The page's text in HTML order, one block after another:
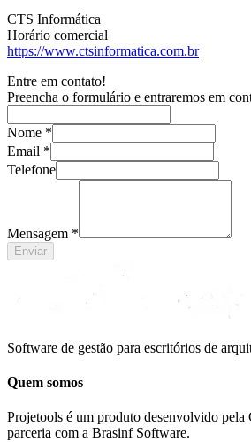
CTS Informática
Horário comercial
https://www.ctsinformatica.com.br
Entre em contato!
Preencha o formulário e entraremos em
Nome *
Email *
Telefone
Mensagem *
Enviar
Software de gestão para escritórios de
Quem somos
Projetools é um produto desenvolvido
parceria com a Brasinf Software.